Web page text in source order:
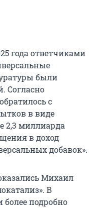
года ответчиками
были
Согласно
с
в виде
2,3 миллиарда
в доход
добавок».
Михаил
В
подробно